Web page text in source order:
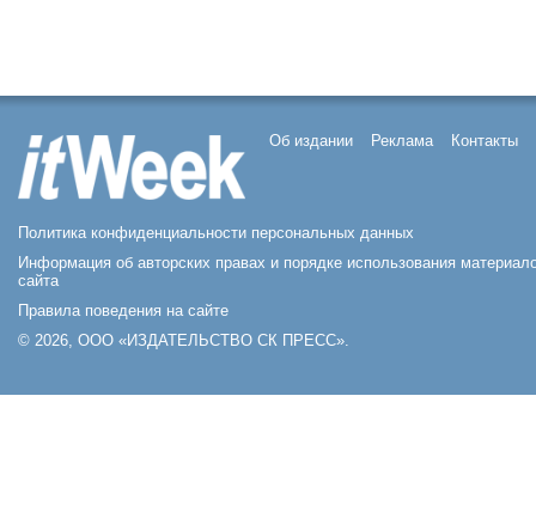
Об издании Реклама Контакты
Политика конфиденциальности персональных данных
Информация об авторских правах и порядке использования
сайта
Правила поведения на сайте
© 2026, ООО «ИЗДАТЕЛЬСТВО СК ПРЕСС».